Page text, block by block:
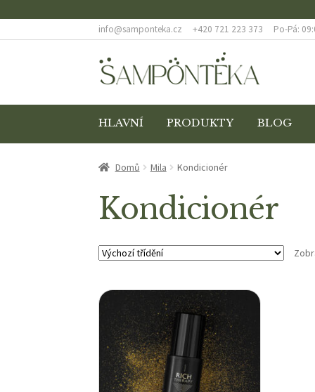
info@samponteka.cz +420 721 223 373 Po-Pá:
Přeskočit
na
Přejít
k
HLAVNÍ PRODUKTY BLOG
ÚVODNÍ STRÁNKA COOKIES
ODSTOUPENÍ OD SMLOUVY POKLADNA
Domů Mila Kondicionér
Kondicionér